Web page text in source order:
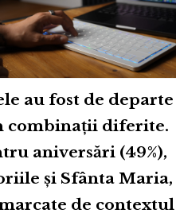
au fost de departe
combinații diferite.
aniversări (49%),
și Sfânta Maria,
de contextul